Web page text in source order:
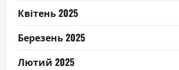
Квітень 2025
Березень 2025
Лютий 2025